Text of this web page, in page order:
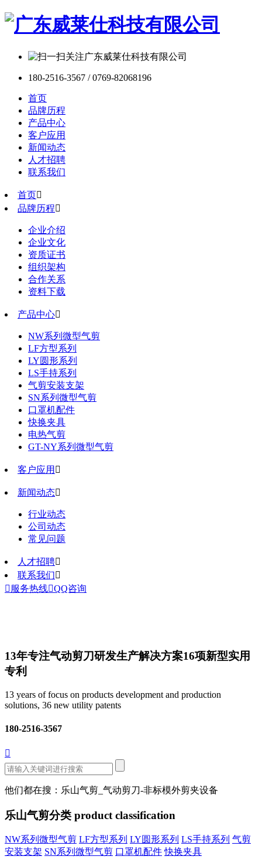
180-2516-3567 / 0769-82068196
首页
品牌历程
产品中心
客户应用
新闻动态
人才招聘
联系我们
首页
品牌历程
企业介绍
企业文化
资质证书
组织架构
合作关系
资料下载
产品中心
NW系列微型气剪
LF方型系列
LY圆形系列
LS手持系列
气剪安装支架
SN系列微型气剪
口罩机配件
快换夹具
电热气剪
GT-NY系列微型气剪
客户应用 
新闻动态
行业动态
公司动态
常见问题
人才招聘
联系我们
 服务热线QQ咨询
13年专注气动剪刀研发生产解决方案16项新型实用
专利
13 years of focus on products development and production
solutions, 36 new utility patents
180-2516-3567

他们都在搜：乐山气剪_气动剪刀-非标模外剪夹设备
乐山气剪分类 product classification
NW系列微型气剪 LF方型系列 LY圆形系列 LS手持系列 气剪
安装支架 SN系列微型气剪 口罩机配件 快换夹具